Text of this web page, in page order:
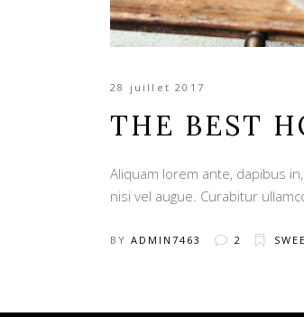
28 juillet 2017
THE BEST
Aliquam lorem ante, dapibus
nisi vel augue. Curabitur
BY ADMIN7463 2